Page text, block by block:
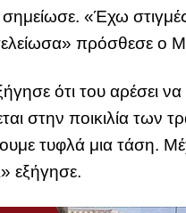
σημείωσε. «Έχω
πρόσθεσε ο
ότι του αρέσει να
στην ποικιλία
τυφλά μια τάση.
εξήγησε.